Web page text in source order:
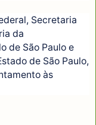
Secretaria
da
de São Paulo e
de São Paulo,
às